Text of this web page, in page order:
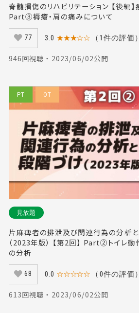
脊髄損傷のリハビリテーション 【後編
Part③褥瘡・肩の痛みについて
77 3.0 ★★★☆☆ （1件の評価）
946回視聴 ・ 2023/06/02公開
PT OT
見放題
片麻痺者の排泄及び関連行為の分析
（2023年版） 【第2回】 Part②トイレ
の分析
68 0.0 ☆☆☆☆☆ （0件の評価）
613回視聴 ・ 2023/06/02公開